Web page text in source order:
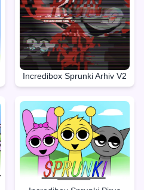
Incredibox Sprunki Arhiv V2